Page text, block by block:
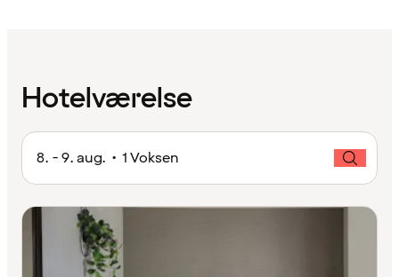
Hotelværelse
8. - 9. aug. • 1 Voksen